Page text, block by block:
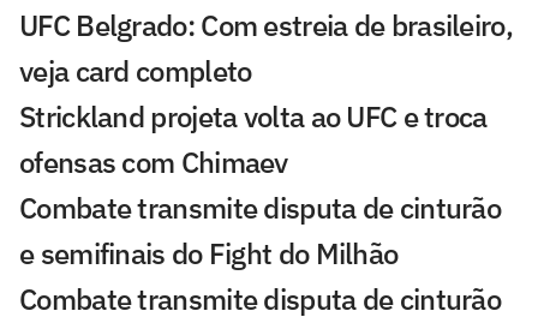
UFC Belgrado: Com estreia de brasileiro,
veja card completo
Strickland projeta volta ao UFC e troca
ofensas com Chimaev
Combate transmite disputa de cinturão
e semifinais do Fight do Milhão
Combate transmite disputa de cinturão